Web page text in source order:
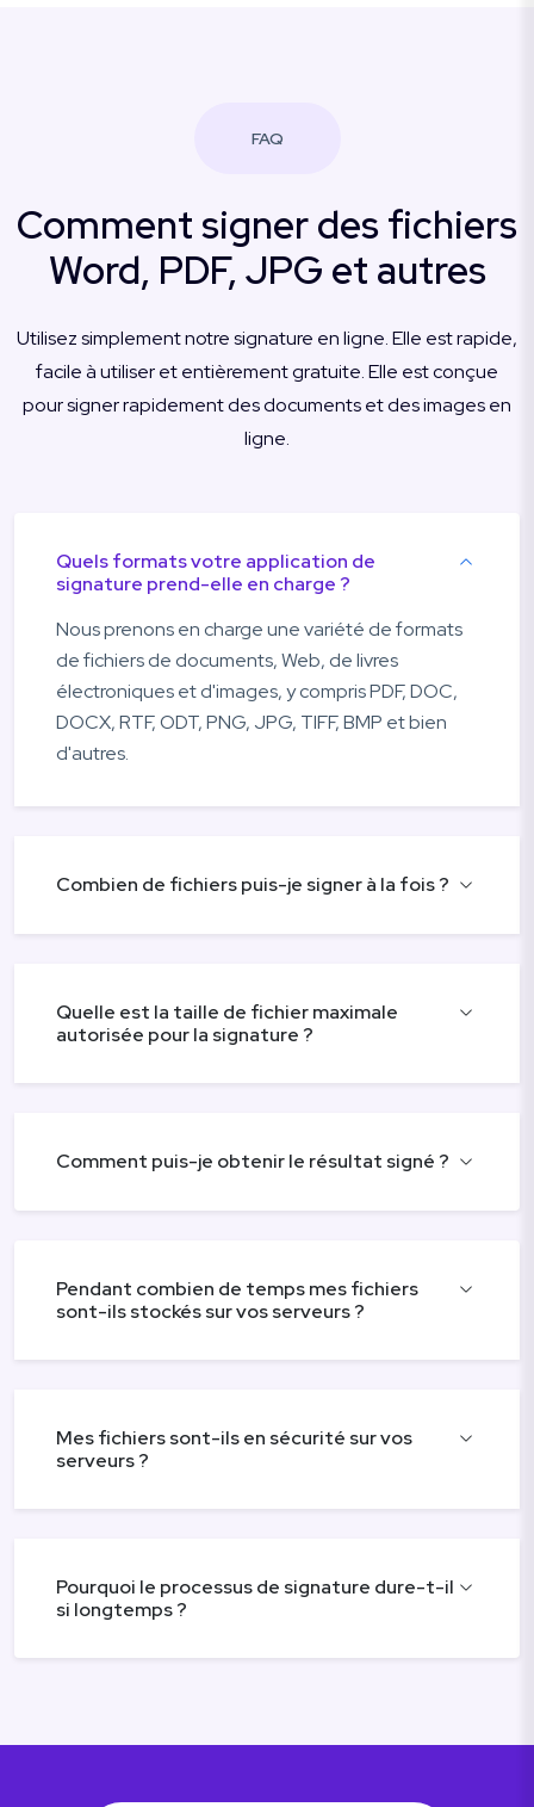
FAQ
Comment signer des fichiers
Word, PDF, JPG et autres
Utilisez simplement notre signature en ligne. Elle est rapide,
facile à utiliser et entièrement gratuite. Elle est conçue
pour signer rapidement des documents et des images en
ligne.
Quels formats votre application de
signature prend-elle en charge ?
Nous prenons en charge une variété de formats
de fichiers de documents, Web, de livres
électroniques et d'images, y compris PDF, DOC,
DOCX, RTF, ODT, PNG, JPG, TIFF, BMP et bien
d'autres.
Combien de fichiers puis-je signer à la fois ?
Quelle est la taille de fichier maximale
autorisée pour la signature ?
Comment puis-je obtenir le résultat signé ?
Pendant combien de temps mes fichiers
sont-ils stockés sur vos serveurs ?
Mes fichiers sont-ils en sécurité sur vos
serveurs ?
Pourquoi le processus de signature dure-t-il
si longtemps ?